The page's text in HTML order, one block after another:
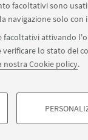
facoltativi sono
navigazione solo con
facoltativi attivando
verificare lo stato dei
nostra Cookie policy.
STUDIORUM -